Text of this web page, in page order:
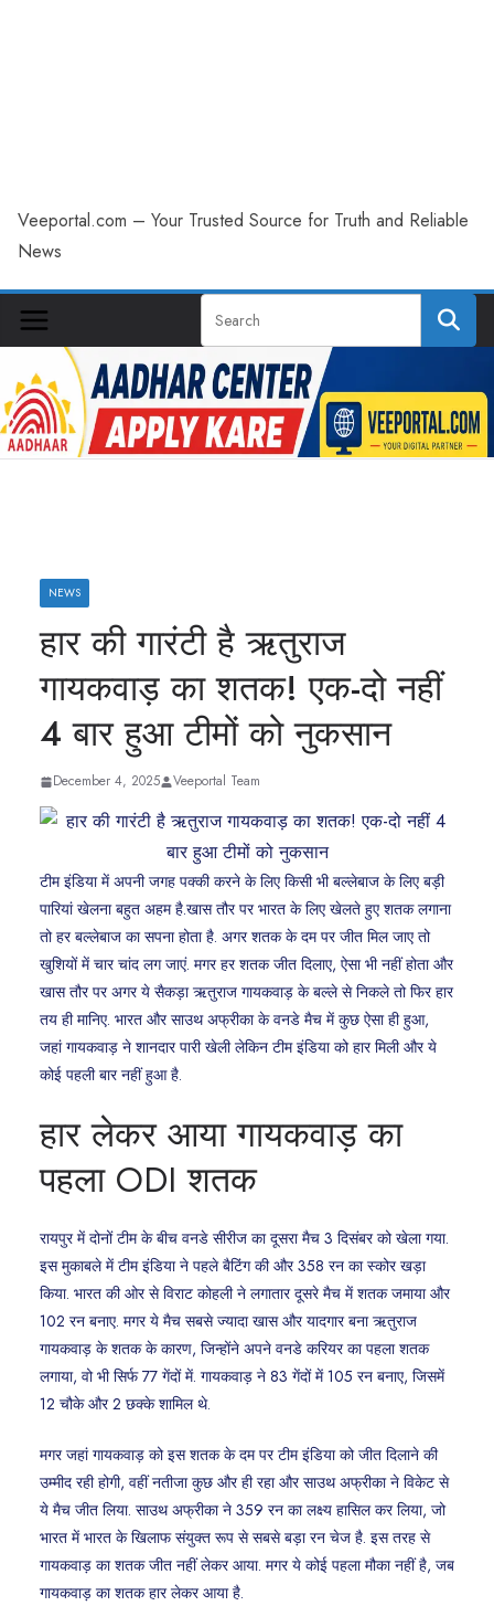
Veeportal.com – Your Trusted Source for Truth and Reliable
News
NEWS
हार की गारंटी है ऋतुराज
गायकवाड़ का शतक! एक-दो नहीं
4 बार हुआ टीमों को नुकसान
December 4, 2025 Veeportal Team
टीम इंडिया में अपनी जगह पक्की करने के लिए किसी भी बल्लेबाज के लिए बड़ी
पारियां खेलना बहुत अहम है.खास तौर पर भारत के लिए खेलते हुए शतक लगाना
तो हर बल्लेबाज का सपना होता है. अगर शतक के दम पर जीत मिल जाए तो
खुशियों में चार चांद लग जाएं. मगर हर शतक जीत दिलाए, ऐसा भी नहीं होता और
खास तौर पर अगर ये सैकड़ा ऋतुराज गायकवाड़ के बल्ले से निकले तो फिर हार
तय ही मानिए. भारत और साउथ अफ्रीका के वनडे मैच में कुछ ऐसा ही हुआ,
जहां गायकवाड़ ने शानदार पारी खेली लेकिन टीम इंडिया को हार मिली और ये
कोई पहली बार नहीं हुआ है.
हार लेकर आया गायकवाड़ का
पहला ODI शतक
रायपुर में दोनों टीम के बीच वनडे सीरीज का दूसरा मैच 3 दिसंबर को खेला गया.
इस मुकाबले में टीम इंडिया ने पहले बैटिंग की और 358 रन का स्कोर खड़ा
किया. भारत की ओर से विराट कोहली ने लगातार दूसरे मैच में शतक जमाया और
102 रन बनाए. मगर ये मैच सबसे ज्यादा खास और यादगार बना ऋतुराज
गायकवाड़ के शतक के कारण, जिन्होंने अपने वनडे करियर का पहला शतक
लगाया, वो भी सिर्फ 77 गेंदों में. गायकवाड़ ने 83 गेंदों में 105 रन बनाए, जिसमें
12 चौके और 2 छक्के शामिल थे.
मगर जहां गायकवाड़ को इस शतक के दम पर टीम इंडिया को जीत दिलाने की
उम्मीद रही होगी, वहीं नतीजा कुछ और ही रहा और साउथ अफ्रीका ने विकेट से
ये मैच जीत लिया. साउथ अफ्रीका ने 359 रन का लक्ष्य हासिल कर लिया, जो
भारत में भारत के खिलाफ संयुक्त रूप से सबसे बड़ा रन चेज है. इस तरह से
गायकवाड़ का शतक जीत नहीं लेकर आया. मगर ये कोई पहला मौका नहीं है, जब
गायकवाड़ का शतक हार लेकर आया है.